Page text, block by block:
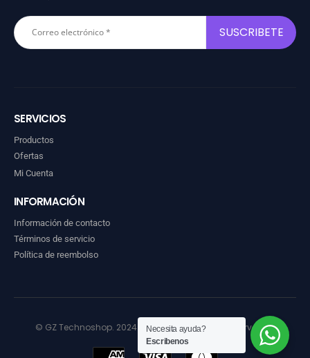
SERVICIOS
Productos
Ofertas
Mi Cuenta
INFORMACIÓN
Información de contacto
Términos de servicio
Política de reembolso
© GZ Technoshop. 2024. Todos los derechos reservados
Necesita ayuda?
Escribenos